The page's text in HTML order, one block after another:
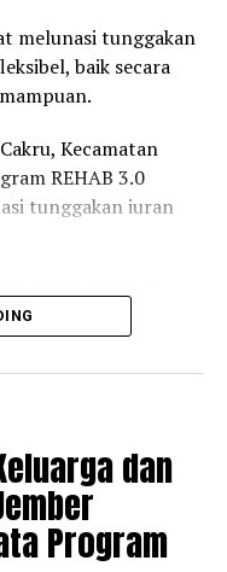
melunasi tunggakan
baik secara
Kecamatan
REHAB 3.0
tunggakan iuran
Pekerja)
petugas BPJS
dan prosedur
mengikutidan
Program